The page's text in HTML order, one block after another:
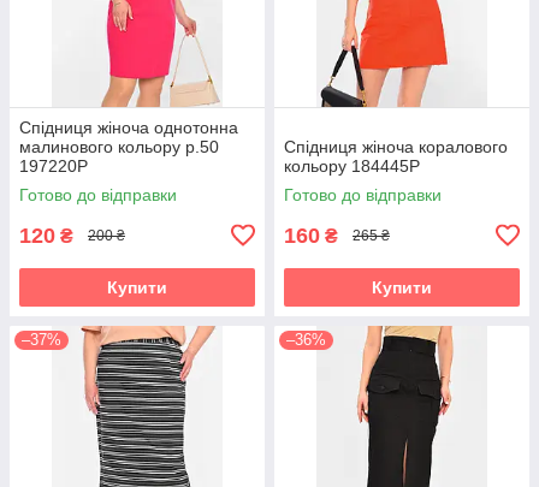
Спідниця жіноча однотонна
малинового кольору р.50
197220P
Готово до відправки
120 ₴ 200 ₴
Купити
Спідниця жіноча коралового
кольору 184445P
Готово до відправки
160 ₴ 265 ₴
Купити
–37% –36%